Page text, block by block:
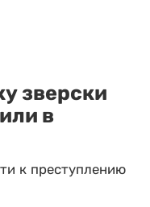
зверски
в
к преступлению